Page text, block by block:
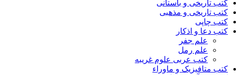
کتب تاریخی و باستانی
کتب تاریخی و مذهبی
کتب چاپی
کتب دعا و اذکار
علم جفر
علم رمل
کتب عربی علوم غریبه
کتب متافیزیک و ماوراء